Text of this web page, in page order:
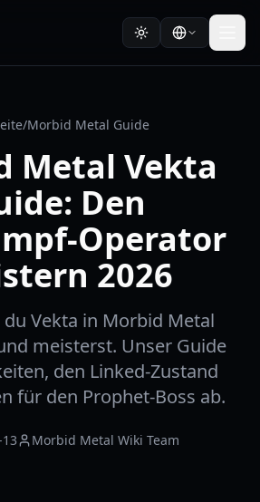
/Morbid Metal Guide
Metal Vekta
Den
Operator
2026
du Vekta in Morbid Metal
meisterst. Unser Guide
den Linked-Zustand
für den Prophet-Boss ab.
Morbid Metal Wiki Team